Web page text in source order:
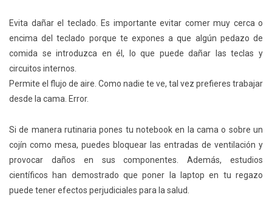
Evita dañar el teclado. Es importante evitar comer muy cerca o
encima del teclado porque te expones a que algún pedazo de
comida se introduzca en él, lo que puede dañar las teclas y
circuitos internos.
Permite el flujo de aire. Como nadie te ve, tal vez prefieres trabajar
desde la cama. Error.
Si de manera rutinaria pones tu notebook en la cama o sobre un
cojín como mesa, puedes bloquear las entradas de ventilación y
provocar daños en sus componentes. Además, estudios
científicos han demostrado que poner la laptop en tu regazo
puede tener efectos perjudiciales para la salud.